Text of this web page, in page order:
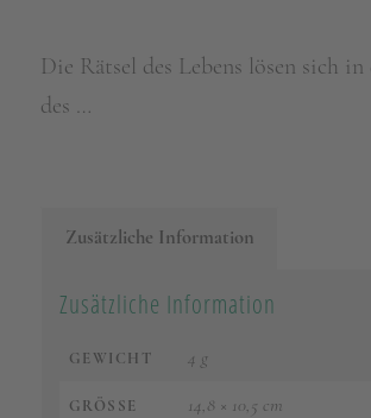
Die Rätsel des Lebens lösen sich
des …
Zusätzliche Information
Zusätzliche Information
GEWICHT 4 g
GRÖSSE 14,8 × 10,5 cm